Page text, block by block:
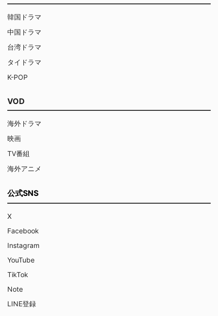
韓国ドラマ
中国ドラマ
台湾ドラマ
タイドラマ
K-POP
VOD
海外ドラマ
映画
TV番組
海外アニメ
公式SNS
X
Facebook
Instagram
YouTube
TikTok
Note
LINE登録